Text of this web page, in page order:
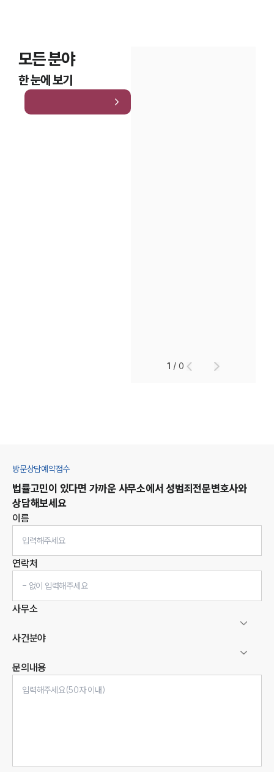
모든 분야
한 눈에 보기
1 /0
방문상담예약접수
법률고민이 있다면 가까운 사무소에서 성범죄전문변호사와
상담해보세요
이름
연락처
사무소
사건분야
문의내용